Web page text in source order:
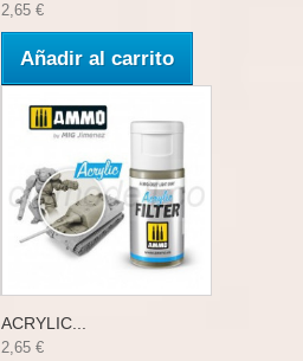
2,65 €
Añadir al carrito
ACRYLIC...
2,65 €